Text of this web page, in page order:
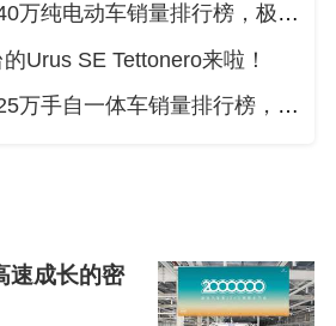
2025年8月35-40万纯电动车销量排行榜，极氪001位居第二，第一名你绝对想不到
Urus SE Tettonero来啦！
2025年8月20-25万手自一体车销量排行榜，红旗HS5屈居第三，传祺GS8成最大黑马
速成长的密